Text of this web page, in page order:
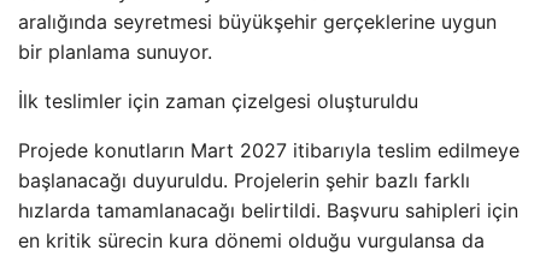
aralığında seyretmesi büyükşehir gerçeklerine uygun
bir planlama sunuyor.
İlk teslimler için zaman çizelgesi oluşturuldu
Projede konutların Mart 2027 itibarıyla teslim edilmeye
başlanacağı duyuruldu. Projelerin şehir bazlı farklı
hızlarda tamamlanacağı belirtildi. Başvuru sahipleri için
en kritik sürecin kura dönemi olduğu vurgulansa da